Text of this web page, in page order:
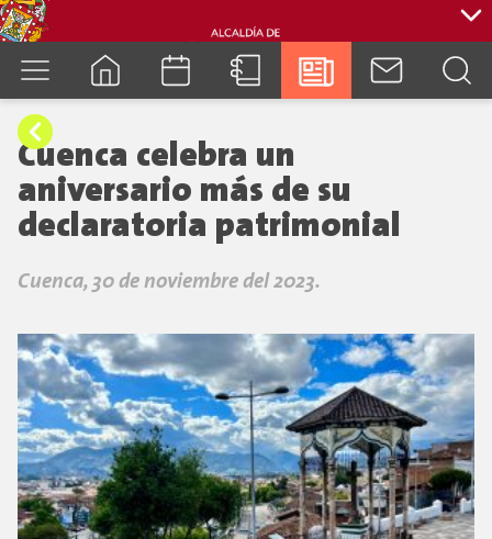
Cuenca celebra un
aniversario más de su
declaratoria patrimonial
Cuenca, 30 de noviembre del 2023.